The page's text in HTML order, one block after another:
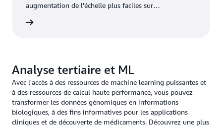
augmentation de l'échelle plus faciles sur
Analyse tertiaire et ML
Avec l'accès à des ressources de machine learning puissantes et
à des ressources de calcul haute performance, vous pouvez
transformer les données génomiques en informations
biologiques, à des fins informatives pour les applications
cliniques et de découverte de médicaments. Découvrez une plus